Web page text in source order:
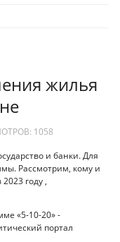
жилья
1058
и банки. Для
Рассмотрим, кому и
году ,